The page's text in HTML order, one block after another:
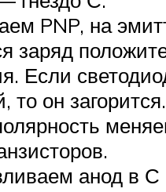
PNP, на
заряд
Если
то он загорится.
анод в С